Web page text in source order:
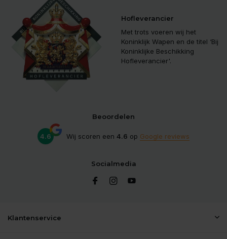
Hofleverancier
Met trots voeren wij het
Koninklijk Wapen en de titel ‘Bij
Koninklijke Beschikking
Hofleverancier'.
Beoordelen
4.6 Wij scoren een 4.6 op Google reviews
Socialmedia
Klantenservice